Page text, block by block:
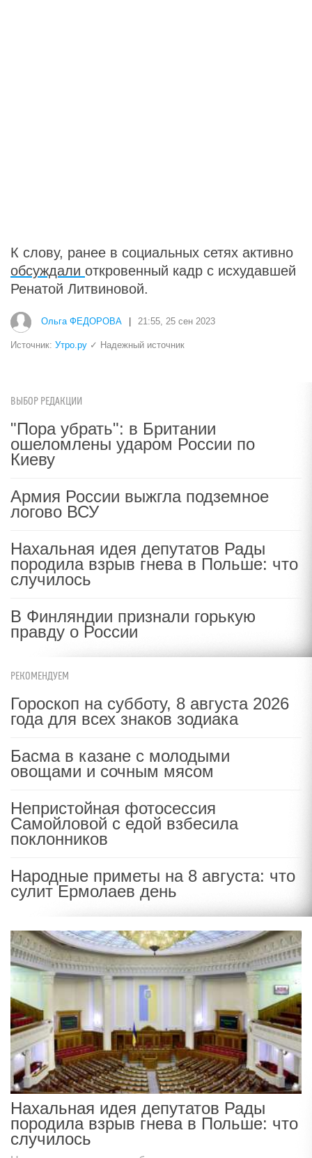
К слову, ранее в социальных сетях активно
обсуждали откровенный кадр с исхудавшей
Ренатой Литвиновой.
Ольга ФЕДОРОВА 21:55, 25 сен 2023
Источник: Утро.ру ✓ Надежный источник
ВЫБОР РЕДАКЦИИ
"Пора убрать": в Британии
ошеломлены ударом России по
Киеву
Армия России выжгла подземное
логово ВСУ
Нахальная идея депутатов Рады
породила взрыв гнева в Польше: что
случилось
В Финляндии признали горькую
правду о России
РЕКОМЕНДУЕМ
Гороскоп на субботу, 8 августа 2026
года для всех знаков зодиака
Басма в казане с молодыми
овощами и сочным мясом
Непристойная фотосессия
Самойловой с едой взбесила
поклонников
Народные приметы на 8 августа: что
сулит Ермолаев день
Нахальная идея депутатов Рады
породила взрыв гнева в Польше: что
случилось